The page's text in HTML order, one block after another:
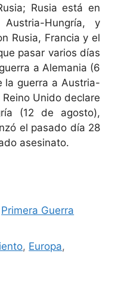
Rusia está en
Hungría, y
Rusia, Francia y el
pasar varios días
a Alemania (6
la guerra a Austria-
Unido declare
(12 de agosto),
el pasado día 28
asesinato.
Primera Guerra
, Europa,